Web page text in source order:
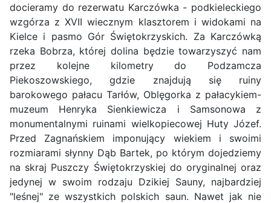
docieramy do rezerwatu Karczówka - podkieleckiego
wzgórza z XVII wiecznym klasztorem i widokami na
Kielce i pasmo Gór Świętokrzyskich. Za Karczówką
rzeka Bobrza, której dolina będzie towarzyszyć nam
przez kolejne kilometry do Podzamcza
Piekoszowskiego, gdzie znajdują się ruiny
barokowego pałacu Tarłów, Oblęgorka z pałacykiem-
muzeum Henryka Sienkiewicza i Samsonowa z
monumentalnymi ruinami wielkopiecowej Huty Józef.
Przed Zagnańskiem imponujący wiekiem i swoimi
rozmiarami słynny Dąb Bartek, po którym dojedziemy
na skraj Puszczy Świętokrzyskiej do oryginalnej oraz
jedynej w swoim rodzaju Dzikiej Sauny, najbardziej
"leśnej" ze wszystkich polskich saun. Nawet jak nie